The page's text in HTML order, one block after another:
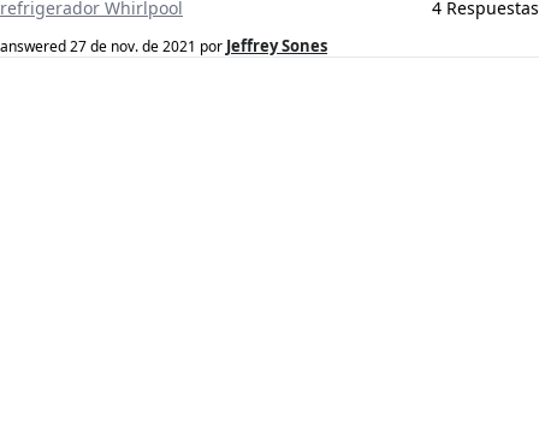
refrigerador Whirlpool 4 Respuestas
answered27 de nov. de 2021 por Jeffrey Sones